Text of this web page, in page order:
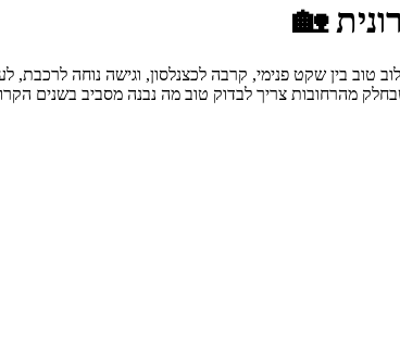
🏡
בין שקט פנימי, קרבה לכצנלסון, וגישה נוחה לרכבת,
מהרחובות צריך לבדוק טוב מה נבנה מסביב בשנים